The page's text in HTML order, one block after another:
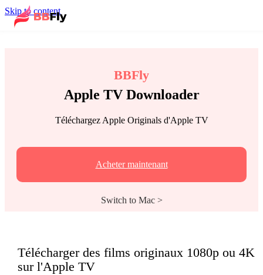
Skip to content
BBFly
Apple TV Downloader
Téléchargez Apple Originals d'Apple TV
Acheter maintenant
Switch to Mac >
Télécharger des films originaux 1080p ou 4K
sur l'Apple TV